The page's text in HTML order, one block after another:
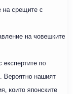
на срещите с
на човешките
експертите по
Вероятно нашият
които японските